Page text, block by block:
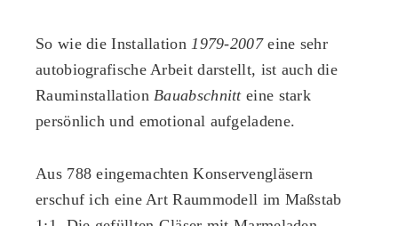
So wie die Installation1979-2007eine sehr
autobiografische Arbeit darstellt, ist auch die
RauminstallationBauabschnitteine stark
persönlich und emotional aufgeladene.
Aus 788 eingemachten Konservengläsern
erschuf ich eine Art Raummodell im Maßstab